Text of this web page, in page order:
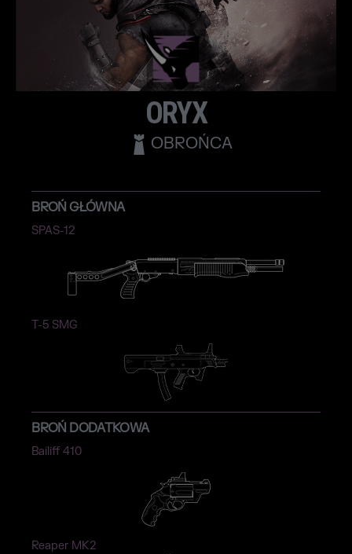
ORYX
OBROŃCA
BROŃ GŁÓWNA
SPAS-12
T-5 SMG
BROŃ DODATKOWA
Bailiff 410
Reaper MK2